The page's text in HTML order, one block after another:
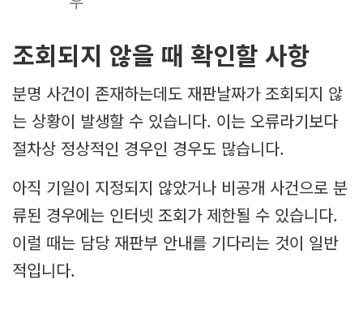
조회되지 않을 때 확인할 사항
분명 사건이 존재하는데도 재판날짜가 조회되지 않
는 상황이 발생할 수 있습니다. 이는 오류라기보다
절차상 정상적인 경우인 경우도 많습니다.
아직 기일이 지정되지 않았거나 비공개 사건으로 분
류된 경우에는 인터넷 조회가 제한될 수 있습니다.
이럴 때는 담당 재판부 안내를 기다리는 것이 일반
적입니다.